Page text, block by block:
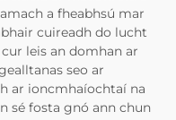
a fheabhsú mar
cuireadh do lucht
leis an domhan ar
seo ar
ar ioncmhaíochtaí na
sé fosta gnó ann chun